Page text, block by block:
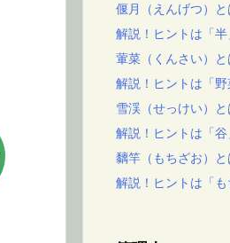
偃月（えんげつ）
解説！ヒントは「半
葷菜（くんさい）
解説！ヒントは「野
雪渓（せっけい）
解説！ヒントは「谷
黐竿（もちざお）
解説！ヒントは「も